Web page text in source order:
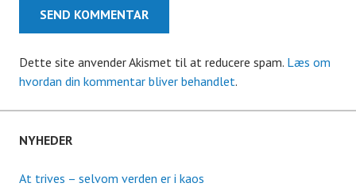
Dette site anvender Akismet til at reducere spam. Læs om
hvordan din kommentar bliver behandlet.
NYHEDER
At trives – selvom verden er i kaos